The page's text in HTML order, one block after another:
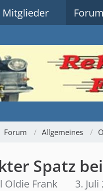
Mitglieder Forum
Forum Allgemeines
Spatz
Oldie Frank 3.